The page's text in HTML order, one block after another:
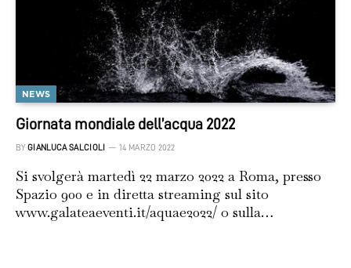
NEWS
Giornata mondiale dell’acqua 2022
BY GIANLUCA SALCIOLI 14 MARZO 2022
Si svolgerà martedì 22 marzo 2022 a Roma, presso
Spazio 900 e in diretta streaming sul sito
www.galateaeventi.it/aquae2022/ o sulla…